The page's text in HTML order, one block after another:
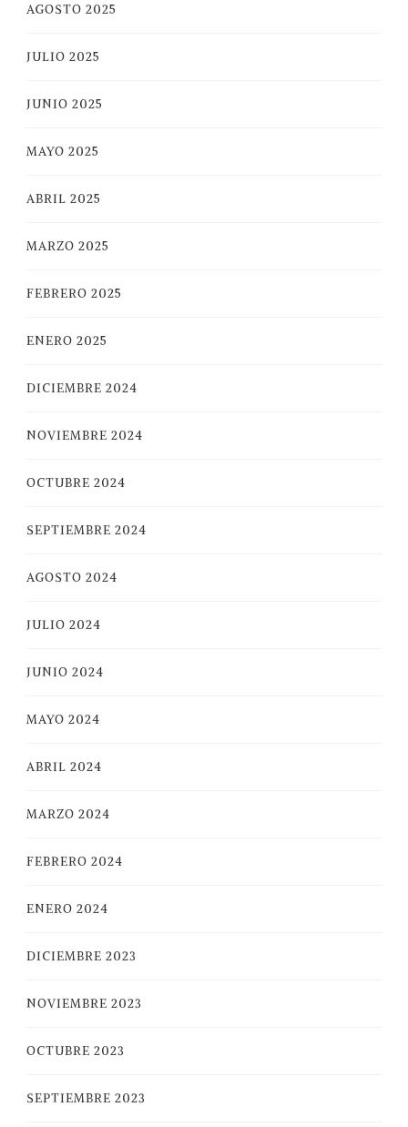
AGOSTO 2025
JULIO 2025
JUNIO 2025
MAYO 2025
ABRIL 2025
MARZO 2025
FEBRERO 2025
ENERO 2025
DICIEMBRE 2024
NOVIEMBRE 2024
OCTUBRE 2024
SEPTIEMBRE 2024
AGOSTO 2024
JULIO 2024
JUNIO 2024
MAYO 2024
ABRIL 2024
MARZO 2024
FEBRERO 2024
ENERO 2024
DICIEMBRE 2023
NOVIEMBRE 2023
OCTUBRE 2023
SEPTIEMBRE 2023